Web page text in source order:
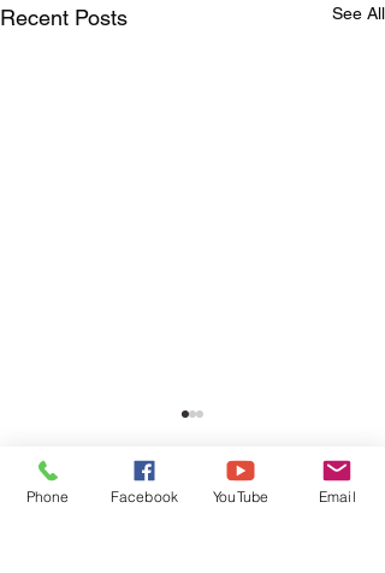
Recent Posts See All
Phone Facebook YouTube Email